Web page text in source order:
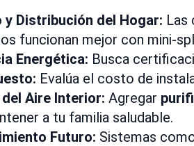
y Distribución del Hogar: Las
funcionan mejor con mini-
Energética: Busca
Evalúa el costo de
Aire Interior: Agregar
a tu familia saludable.
Futuro: Sistemas